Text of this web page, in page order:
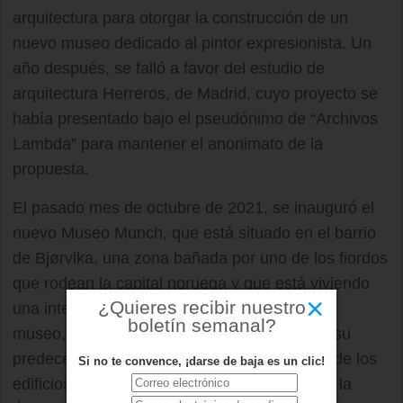
arquitectura para otorgar la construcción de un
nuevo museo dedicado al pintor expresionista. Un
año después, se falló a favor del estudio de
arquitectura Herreros, de Madrid, cuyo proyecto se
había presentado bajo el pseudónimo de “Archivos
Lambda” para mantener el anonimato de la
propuesta.
El pasado mes de octubre de 2021, se inauguró el
nuevo Museo Munch, que está situado en el barrio
de Bjørvika, una zona bañada por uno de los fiordos
que rodean la capital noruega y que está viviendo
una intensa renovación urbanística. El nuevo
museo, que es cinco veces más grande que su
predecesor, se encuentra muy cerca de otro de los
edificios emblemáticos de la capital noruega, la
×
¿Quieres recibir nuestro
boletín semanal?
Si no te convence, ¡darse de baja es un clic!